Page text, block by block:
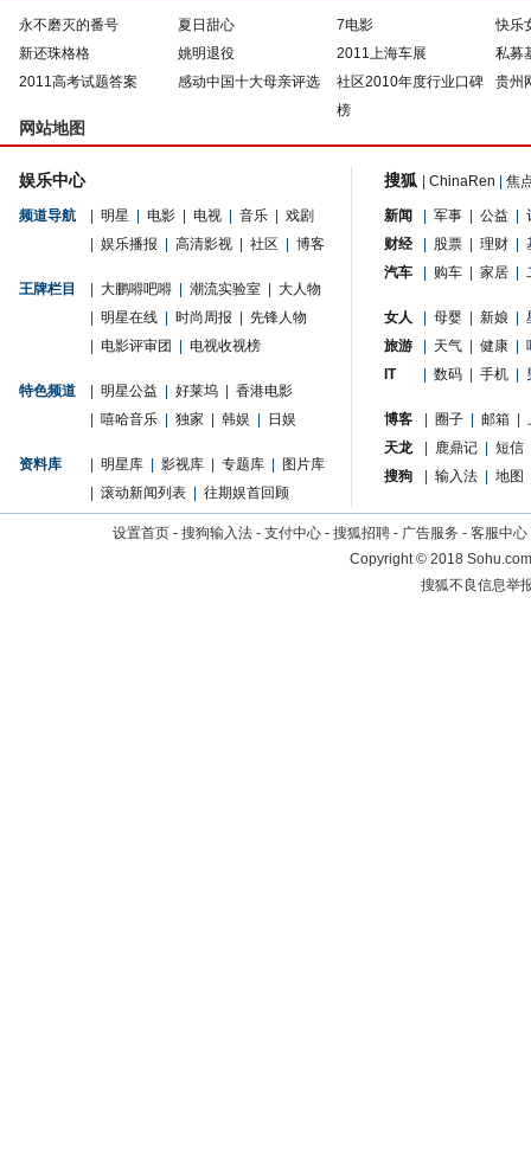
永不磨灭的番号 夏日甜心 7电影
快乐
新还珠格格
姚明退役 2011上海车展
私募
2011高考试题答案
感动中国十大母亲评选
社区2010年度行业口碑
榜
贵州
网站地图
娱乐中心
频道导航 明星 电影 电视 音乐
戏剧
娱乐播报 高清影视 社区 博客
王牌栏目 大鹏嘚吧嘚 潮流实验室
大人物
明星在线 时尚周报
先锋人物
电影评审团 电视收视榜
特色频道 明星公益 好莱坞
香港电影
嘻哈音乐 独家 韩娱 日娱
资料库 明星库 影视库 专题库
图片库
滚动新闻列表 往期娱首回顾
搜狐 ChinaRen 焦
新闻 军事 公益
财经
股票 理财
汽车
购车 家居
女人 母婴 新娘
旅游
天气 健康
IT
数码 手机
博客 圈子 邮箱
天龙
鹿鼎记
短信
搜狗
输入法 地图
设置首页 - 搜狗输入法 - 支付中心 - 搜狐招聘 - 广告服务 - 客服中心
Copyright©2018
搜狐不良信息举